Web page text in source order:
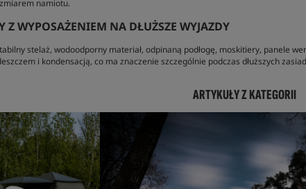
namiotu.
WYPOSAŻENIEM NA DŁUŻSZE WYJAZDY
stelaż, wodoodporny materiał, odpinaną podłogę, moskitiery, panele
i kondensacją, co ma znaczenie szczególnie podczas dłuższych
ARTYKUŁY Z KATEGORII